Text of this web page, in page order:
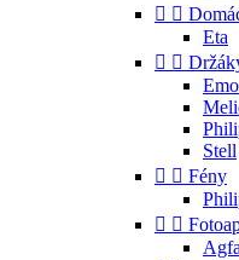
 
Eta
 
Stell
  Fény
 